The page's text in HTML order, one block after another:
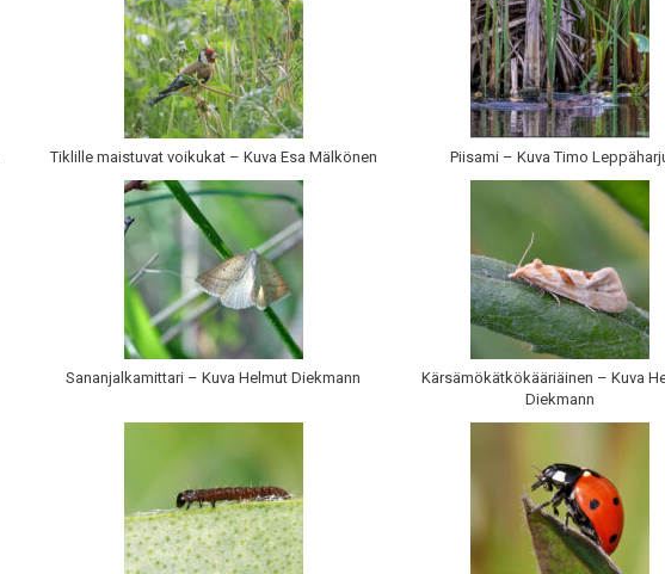
Tiklille maistuvat voikukat – Kuva Esa Mälkönen Piisami – Kuva Timo
Sananjalkamittari – Kuva Helmut Diekmann
Kärsämökätkökääriäinen – Kuva
Diekmann